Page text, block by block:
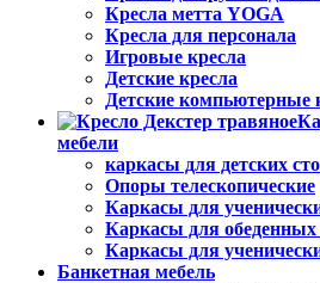
Кресла метта YOGA
Кресла для персонала
Игровые кресла
Детские кресла
Детские компьютерные
мебели
каркасы для детских
Опоры телескопические
Каркасы для
Каркасы для обеденных
Каркасы для
Банкетная мебель